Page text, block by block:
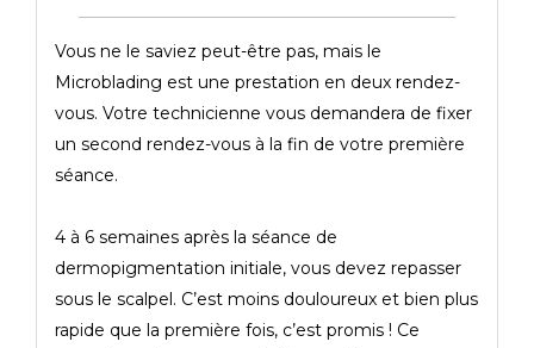
Vous ne le saviez peut-être pas, mais le
Microblading est une prestation en deux rendez-
vous. Votre technicienne vous demandera de fixer
un second rendez-vous à la fin de votre première
séance.
4 à 6 semaines après la séance de
dermopigmentation initiale, vous devez repasser
sous le scalpel. C’est moins douloureux et bien plus
rapide que la première fois, c’est promis ! Ce